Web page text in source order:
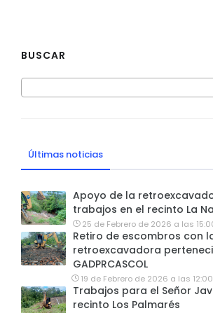
BUSCAR
Últimas noticias
Apoyo de la
trabajos en el recinto La
25 de Febrero de 2026 a las
Retiro de escombros con
retroexcavadora
GADPRCASCOL
19 de Febrero de 2026 a las 12:00
Trabajos para el Señor
recinto Los Palmarés